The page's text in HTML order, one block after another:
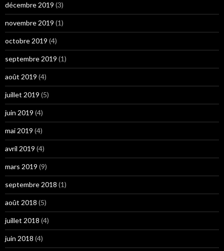
décembre 2019 (3)
novembre 2019 (1)
octobre 2019 (4)
septembre 2019 (1)
août 2019 (4)
juillet 2019 (5)
juin 2019 (4)
mai 2019 (4)
avril 2019 (4)
mars 2019 (9)
septembre 2018 (1)
août 2018 (5)
juillet 2018 (4)
juin 2018 (4)